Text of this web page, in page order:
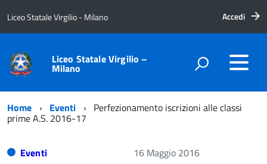
Liceo Statale Virgilio - Milano Accedi
Liceo Statale Virgilio –
Milano
Home Eventi Perfezionamento iscrizioni alle classi
prime A.S. 2016-17
Eventi 16 Maggio 2016